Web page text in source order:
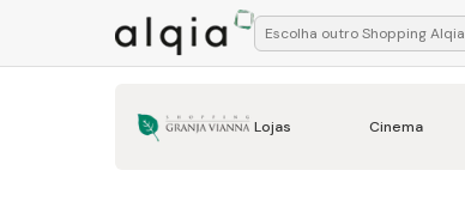
Escolha outro Shopping Alqia
Lojas Cinema